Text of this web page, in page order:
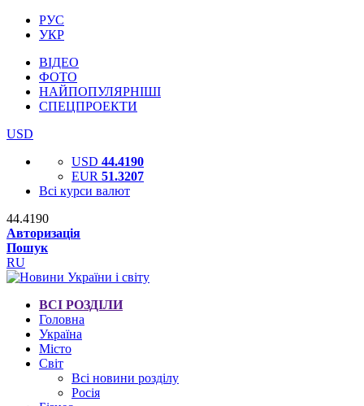
РУС
УКР
ВІДЕО
ФОТО
НАЙПОПУЛЯРНІШІ
СПЕЦПРОЕКТИ
USD
USD 44.4190
EUR 51.3207
Всі курси валют
44.4190
Авторизація
Пошук
RU
ВСІ РОЗДІЛИ
Головна
Україна
Місто
Світ
Всі новини розділу
Росія